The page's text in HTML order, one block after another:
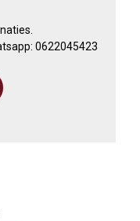
0622045423